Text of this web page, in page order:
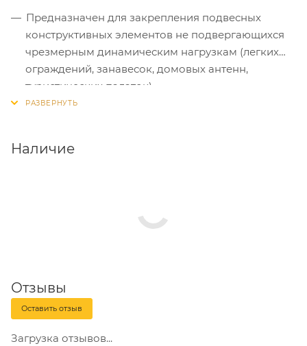
Предназначен для закрепления подвесных
конструктивных элементов не подвергающихся
чрезмерным динамическим нагрузкам (легких
ограждений, занавесок, домовых антенн,
туристических палаток).
Наличие
Отзывы
Оставить отзыв
Загрузка отзывов...